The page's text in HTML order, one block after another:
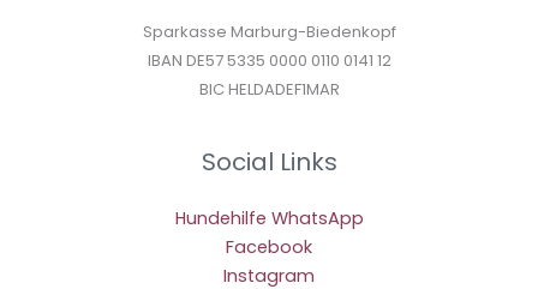
Sparkasse Marburg-Biedenkopf
IBAN DE57 5335 0000 0110 0141 12
BIC HELDADEF1MAR
Social Links
Hundehilfe WhatsApp
Facebook
Instagram